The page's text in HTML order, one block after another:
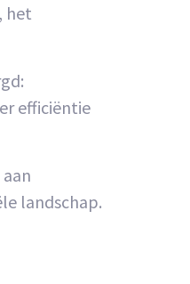
het
efficiëntie
landschap.